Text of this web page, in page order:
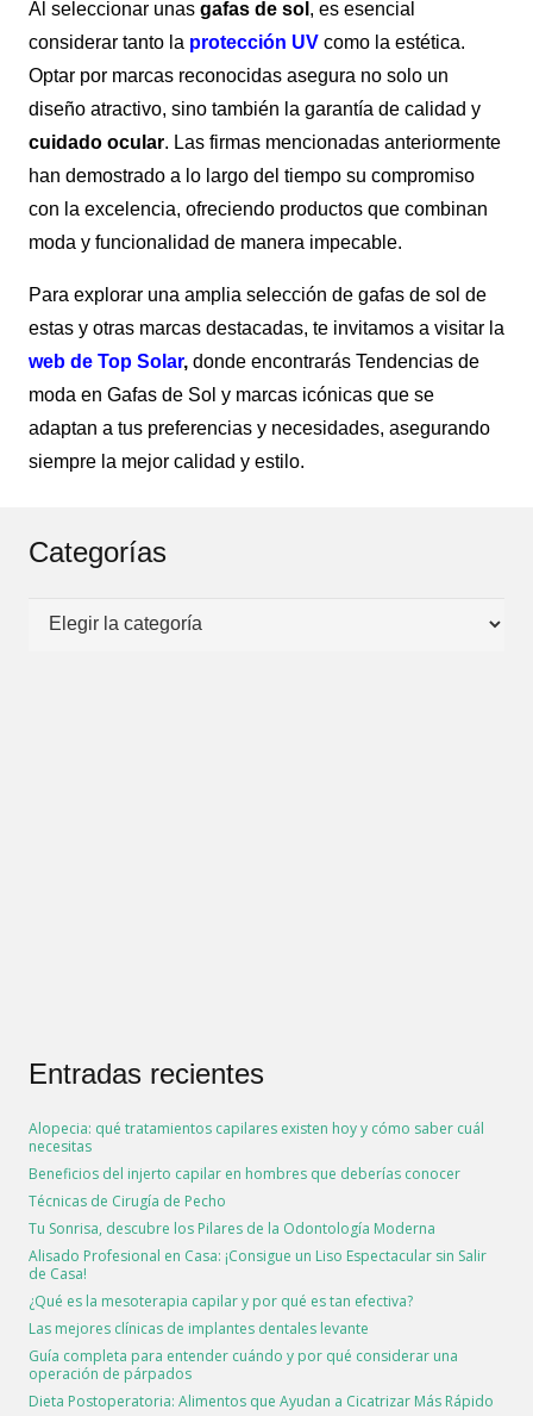
Al seleccionar unas gafas de sol , es esencial
considerar tanto la protección UV como la estética.
Optar por marcas reconocidas asegura no solo un
diseño atractivo, sino también la garantía de calidad y
cuidado ocular. Las firmas mencionadas anteriormente
han demostrado a lo largo del tiempo su compromiso
con la excelencia, ofreciendo productos que combinan
moda y funcionalidad de manera impecable.
Para explorar una amplia selección de gafas de sol de
estas y otras marcas destacadas, te invitamos a visitar la
web de Top Solar, donde encontrarás Tendencias de
moda en Gafas de Sol y marcas icónicas que se
adaptan a tus preferencias y necesidades, asegurando
siempre la mejor calidad y estilo.
Categorías
Categorías
Entradas recientes
Alopecia: qué tratamientos capilares existen hoy y cómo saber cuál
necesitas
Beneficios del injerto capilar en hombres que deberías conocer
Técnicas de Cirugía de Pecho
Tu Sonrisa, descubre los Pilares de la Odontología Moderna
Alisado Profesional en Casa: ¡Consigue un Liso Espectacular sin Salir
de Casa!
¿Qué es la mesoterapia capilar y por qué es tan efectiva?
Las mejores clínicas de implantes dentales levante
Guía completa para entender cuándo y por qué considerar una
operación de párpados
Dieta Postoperatoria: Alimentos que Ayudan a Cicatrizar Más Rápido